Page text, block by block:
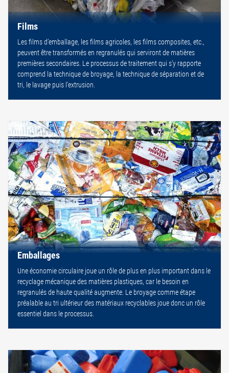
Films
Les films d’emballage, les films agricoles, les films composites, etc.,
peuvent être transformés en regranulés qui serviront de matières
premières secondaires. Le processus de traitement qui s’y rapporte
comprend la technique de broyage, la technique de séparation et de
tri, le lavage puis l’extrusion.
Emballages
Une économie circulaire joue un rôle de plus en plus important dans le
recyclage mécanique des matières plastiques, car le besoin en
regranulés de haute qualité augmente. Le broyage comme étape
préalable au tri ultérieur des matériaux recyclables joue donc un rôle
essentiel dans le processus.